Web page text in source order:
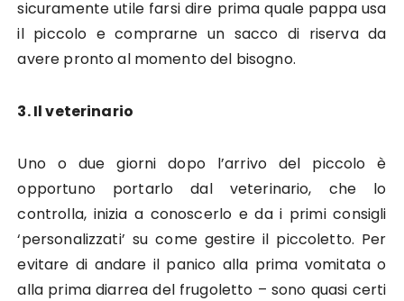
sicuramente utile farsi dire prima quale pappa usa
il piccolo e comprarne un sacco di riserva da
avere pronto al momento del bisogno.
3. Il veterinario
Uno o due giorni dopo l’arrivo del piccolo è
opportuno portarlo dal veterinario, che lo
controlla, inizia a conoscerlo e da i primi consigli
‘personalizzati’ su come gestire il piccoletto. Per
evitare di andare il panico alla prima vomitata o
alla prima diarrea del frugoletto – sono quasi certi